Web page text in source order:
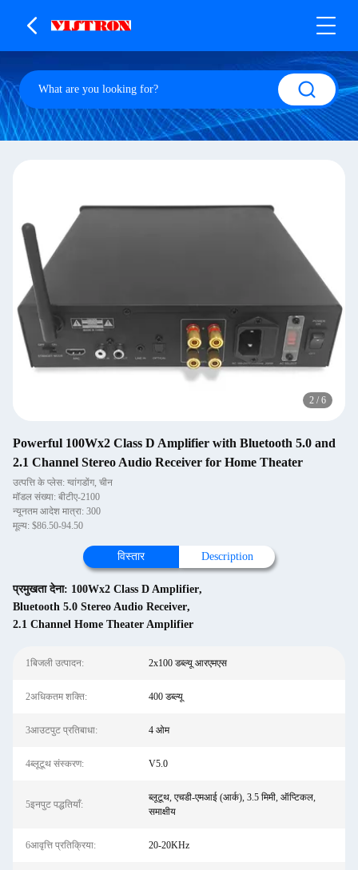
2 / 6
Powerful 100Wx2 Class D Amplifier with Bluetooth 5.0 and
2.1 Channel Stereo Audio Receiver for Home Theater
उत्पत्ति के प्लेस: ग्वांगडोंग, चीन
मॉडल संख्या: बीटीए-2100
न्यूनतम आदेश मात्रा: 300
मूल्य: $86.50-94.50
विस्तार Description
प्रमुखता देना: 100Wx2 Class D Amplifier,
Bluetooth 5.0 Stereo Audio Receiver,
2.1 Channel Home Theater Amplifier
1बिजली उत्पादन: 2x100 डब्ल्यू आरएमएस
2अधिकतम शक्ति: 400 डब्ल्यू
3आउटपुट प्रतिबाधा: 4 ओम
4ब्लूटूथ संस्करण: V5.0
5इनपुट पद्धतियाँ:
ब्लूटूथ, एचडी-एमआई (आर्क), 3.5 मिमी, ऑप्टिकल,
समाक्षीय
6आवृत्ति प्रतिक्रिया: 20-20KHz